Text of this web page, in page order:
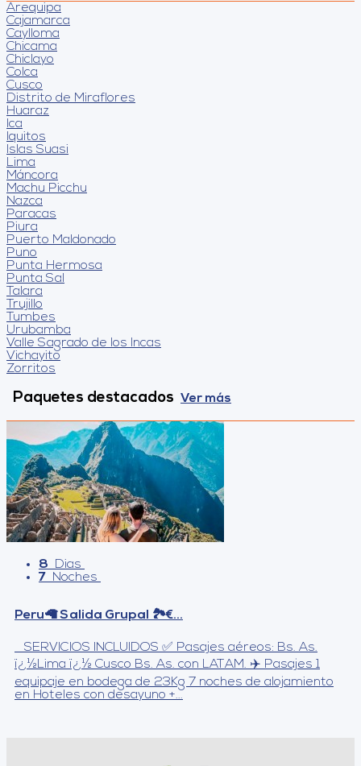
Arequipa
Cajamarca
Caylloma
Chicama
Chiclayo
Colca
Cusco
Distrito de Miraflores
Huaraz
Ica
Iquitos
Islas Suasi
Lima
Máncora
Machu Picchu
Nazca
Paracas
Piura
Puerto Maldonado
Puno
Punta Hermosa
Punta Sal
Talara
Trujillo
Tumbes
Urubamba
Valle Sagrado de los Incas
Vichayito
Zorritos
Paquetes destacados Ver más
8 Dias
7 Noches
Peru🦙 Salida Grupal 🏞️€...
SERVICIOS INCLUIDOS ✅ Pasajes aéreos: Bs. As.
ï¿½Lima ï¿½ Cusco Bs. As. con LATAM. ✈️ Pasajes 1
equipaje en bodega de 23Kg 7 noches de alojamiento
en Hoteles con desayuno +...